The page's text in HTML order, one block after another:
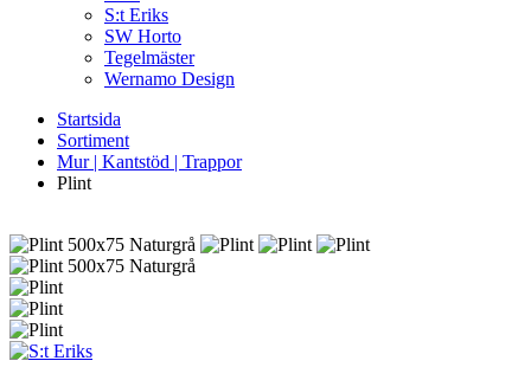
S:t Eriks
SW Horto
Tegelmäster
Wernamo Design
Startsida
Sortiment
Mur | Kantstöd | Trappor
Plint